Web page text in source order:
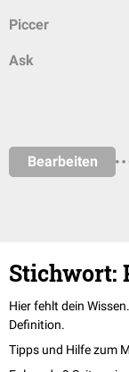
Piccer
Ask
Bearbeiten
Stichwort:
Hier fehlt dein
Definition.
Tipps und Hilfe zum